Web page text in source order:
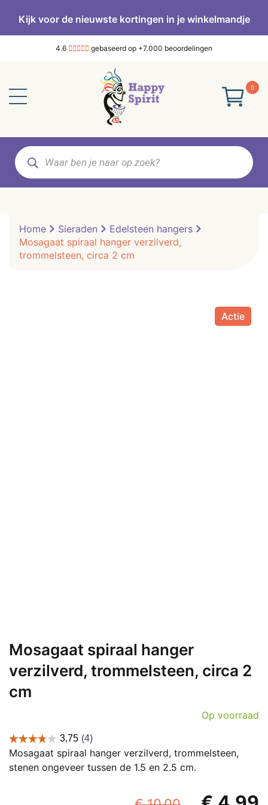
Kijk voor de nieuwste kortingen in je winkelmandje
4.6 gebaseerd op +7.000 beoordelingen
0
Producten
zoeken
Home Sieraden
Edelsteen hangers
Mosagaat spiraal hanger verzilverd,
trommelsteen, circa 2 cm
Actie
Mosagaat spiraal hanger
verzilverd, trommelsteen, circa 2
cm
Op voorraad
Mosagaat spiraal hanger verzilverd, trommelsteen,
stenen ongeveer tussen de 1.5 en 2.5 cm.